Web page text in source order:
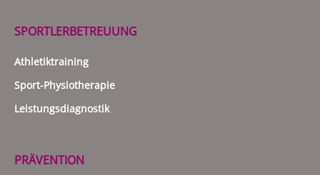
SPORTLERBETREUUNG
Athletiktraining
Sport-Physiotherapie
Leistungsdiagnostik
PRÄVENTION